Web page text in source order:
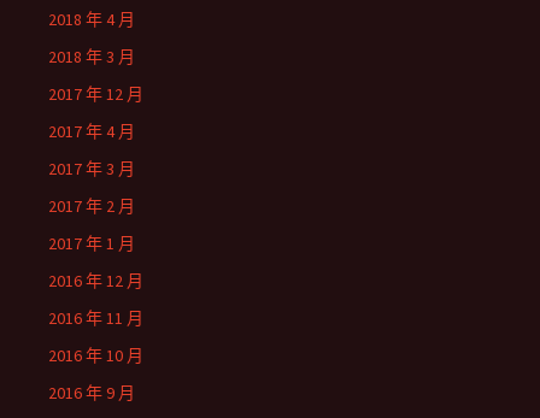
2018 年 4 月
2018 年 3 月
2017 年 12 月
2017 年 4 月
2017 年 3 月
2017 年 2 月
2017 年 1 月
2016 年 12 月
2016 年 11 月
2016 年 10 月
2016 年 9 月